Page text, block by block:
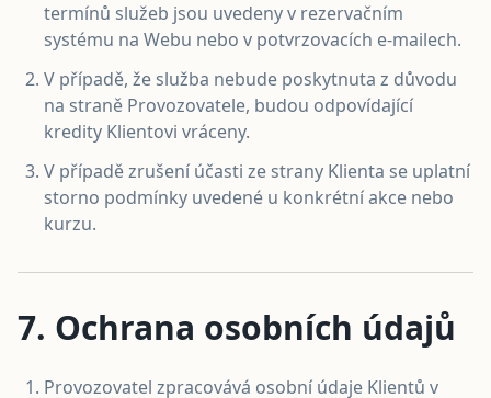
termínů služeb jsou uvedeny v rezervačním
systému na Webu nebo v potvrzovacích e-mailech.
V případě, že služba nebude poskytnuta z důvodu
na straně Provozovatele, budou odpovídající
kredity Klientovi vráceny.
V případě zrušení účasti ze strany Klienta se uplatní
storno podmínky uvedené u konkrétní akce nebo
kurzu.
7. Ochrana osobních údajů
Provozovatel zpracovává osobní údaje Klientů v